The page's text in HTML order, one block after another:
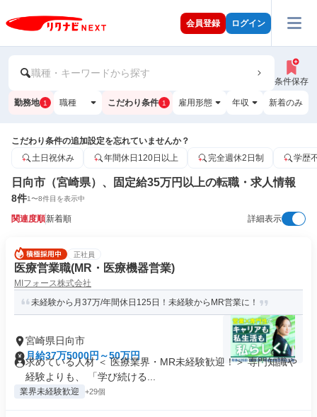
会員登録 ログイン
職種・キーワードから探す
条件保存
勤務地 1 職種 こだわり条件 1 雇用形態 年収 新着のみ
こだわり条件の追加設定を忘れていませんか？
土日祝休み
年間休日120日以上 完全週休2日制 学歴
日向市（宮崎県）、固定給35万円以上の転職・求人情報
8件1〜8件目を表示中
関連度順新着順 詳細表示
正社員
医療営業職(MR・医療機器営業)
MIフォース株式会社
未経験から月37万/年間休日125日！未経験からMR営業に！
宮崎県日向市
月給37万5000円～50万円
求めている人材 ＜ 医療業界・MR未経験歓迎！＞ 専門知識や
経験よりも、 「学び続ける...
業界未経験歓迎 +29個